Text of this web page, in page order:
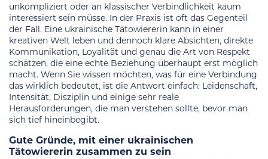
unkompliziert oder an klassischer Verbindlichkeit kaum
interessiert sein müsse. In der Praxis ist oft das Gegenteil
der Fall. Eine ukrainische Tätowiererin kann in einer
kreativen Welt leben und dennoch klare Absichten, direkte
Kommunikation, Loyalität und genau die Art von Respekt
schätzen, die eine echte Beziehung überhaupt erst möglich
macht. Wenn Sie wissen möchten, was für eine Verbindung
das wirklich bedeutet, ist die Antwort einfach: Leidenschaft,
Intensität, Disziplin und einige sehr reale
Herausforderungen, die man verstehen sollte, bevor man
sich tief hineinbegibt.
Gute Gründe, mit einer ukrainischen
Tätowiererin zusammen zu sein